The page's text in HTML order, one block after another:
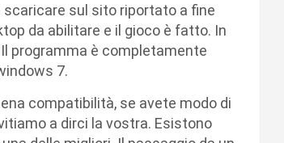
sul sito riportato a fine
da abilitare e il gioco è fatto. In
programma è completamente
7.
compatibilità, se avete modo di
a dirci la vostra. Esistono